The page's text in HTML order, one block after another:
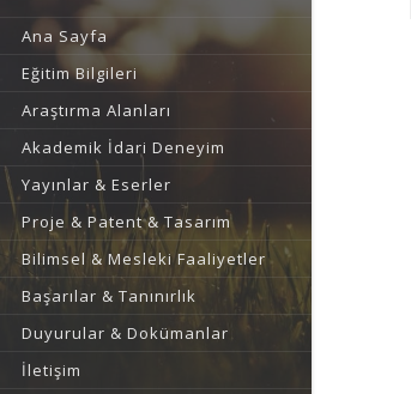
Ana Sayfa
Eğitim Bilgileri
Araştırma Alanları
Akademik İdari Deneyim
Yayınlar & Eserler
Proje & Patent & Tasarım
Bilimsel & Mesleki Faaliyetler
Başarılar & Tanınırlık
Duyurular & Dokümanlar
İletişim